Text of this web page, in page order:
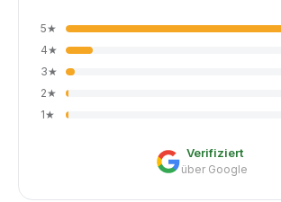
5★
4★
3★
2★
1★
Verifiziert
über Google